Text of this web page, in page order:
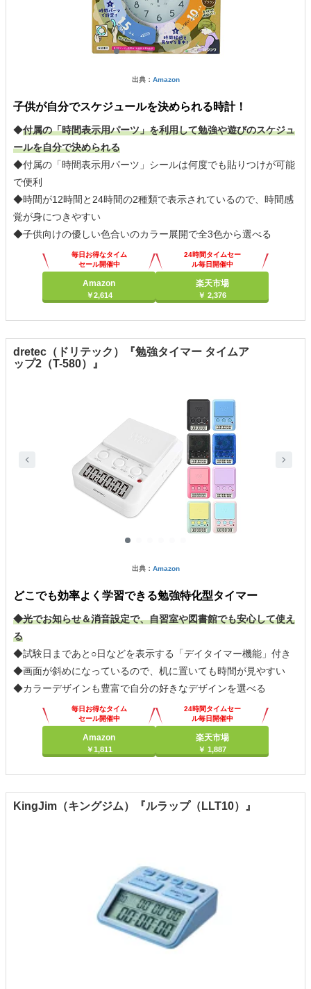
出典： Amazon
子供が自分でスケジュールを決められる時計！
◆付属の「時間表示用パーツ」を利用して勉強や遊びのスケジュ
ールを自分で決められる
◆付属の「時間表示用パーツ」シールは何度でも貼りつけが可能
で便利
◆時間が12時間と24時間の2種類で表示されているので、時間感
覚が身につきやすい
◆子供向けの優しい色合いのカラー展開で全3色から選べる
毎日お得なタイム
セール開催中
Amazon
￥2,614
24時間タイムセー
ル毎日開催中
楽天市場
￥ 2,376
dretec（ドリテック）『勉強タイマー タイムア
ップ2（T-580）』
出典： Amazon
どこでも効率よく学習できる勉強特化型タイマー
◆光でお知らせ＆消音設定で、自習室や図書館でも安心して使え
る
◆試験日まであと○日などを表示する「デイタイマー機能」付き
◆画面が斜めになっているので、机に置いても時間が見やすい
◆カラーデザインも豊富で自分の好きなデザインを選べる
毎日お得なタイム
セール開催中
Amazon
￥1,811
24時間タイムセー
ル毎日開催中
楽天市場
￥ 1,887
KingJim（キングジム）『ルラップ（LLT10）』